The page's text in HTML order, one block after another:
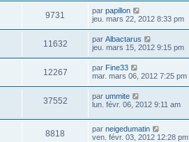
9731 par papillon
jeu. mars 22, 2012 8:33 pm
11632 par Albactarus
jeu. mars 15, 2012 9:15 pm
12267 par Fine33
mar. mars 06, 2012 7:25 pm
37552 par ummite
lun. févr. 06, 2012 9:11 am
8818 par neigedumatin
ven. févr. 03, 2012 12:28 pm